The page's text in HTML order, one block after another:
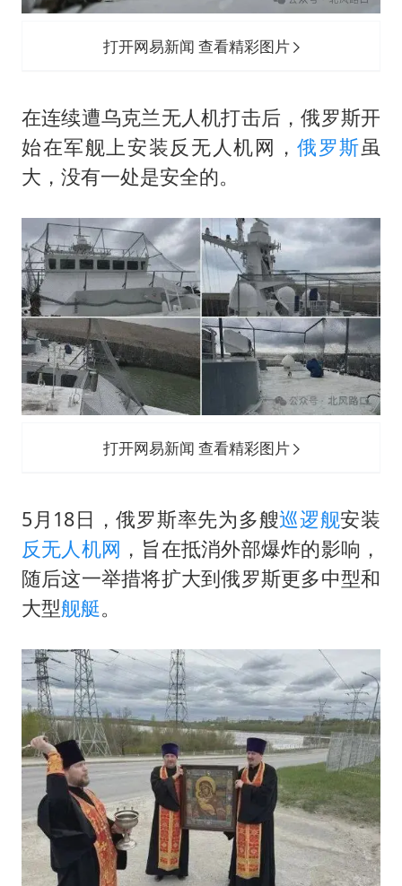
打开网易新闻 查看精彩图片
在连续遭乌克兰无人机打击后，俄罗斯开
始在军舰上安装反无人机网，俄罗斯虽
大，没有一处是安全的。
打开网易新闻 查看精彩图片
5月18日，俄罗斯率先为多艘巡逻舰安装
反无人机网 ，旨在抵消外部爆炸的影响，
随后这一举措将扩大到俄罗斯更多中型和
大型舰艇。